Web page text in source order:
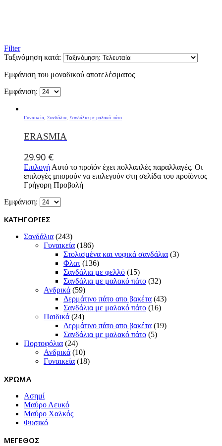
Filter
Ταξινόμηση κατά:
Εμφάνιση του μοναδικού αποτελέσματος
Εμφάνιση:
Γυναικεία Σανδάλια Σανδάλια με μαλακό πάτο
ERASMIA
29.90 €
Επιλογή Αυτό το προϊόν έχει πολλαπλές παραλλαγές. Οι
επιλογές μπορούν να επιλεγούν στη σελίδα του προϊόντος
Γρήγορη Προβολή
Εμφάνιση:
ΚΑΤΗΓΟΡΙΕΣ
Σανδάλια (243)
Γυναικεία (186)
Στολισμένα και νυφικά σανδάλια (3)
Φλατ (136)
Σανδάλια με φελλό (15)
Σανδάλια με μαλακό πάτο (32)
Ανδρικά (59)
Δερμάτινο πάτο απο βακέτα (43)
Σανδάλια με μαλακό πάτο (16)
Παιδικά (24)
Δερμάτινο πάτο απο βακέτα (19)
Σανδάλια με μαλακό πάτο (5)
Πορτοφόλια (24)
Ανδρικά (10)
Γυναικεία (18)
ΧΡΩΜΑ
Ασημί
Μαύρο Λευκό
Μαύρο Χαλκός
Φυσικό
ΜΕΓΕΘΟΣ